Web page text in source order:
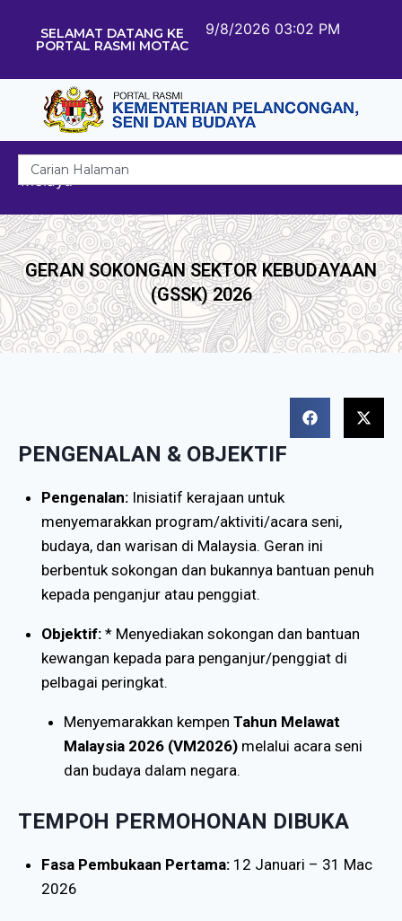
SELAMAT DATANG KE
PORTAL RASMI MOTAC
9/8/2026 03:02 PM
Melayu
GERAN SOKONGAN SEKTOR KEBUDAYAAN
(GSSK) 2026
PENGENALAN & OBJEKTIF
Pengenalan:Inisiatif kerajaan untuk
menyemarakkan program/aktiviti/acara seni,
budaya, dan warisan di Malaysia. Geran ini
berbentuk sokongan dan bukannya bantuan penuh
kepada penganjur atau penggiat.
Objektif:* Menyediakan sokongan dan bantuan
kewangan kepada para penganjur/penggiat di
pelbagai peringkat.
Menyemarakkan kempen Tahun Melawat
Malaysia 2026 (VM2026) melalui acara seni
dan budaya dalam negara.
TEMPOH PERMOHONAN DIBUKA
Fasa Pembukaan Pertama:12 Januari – 31 Mac
2026